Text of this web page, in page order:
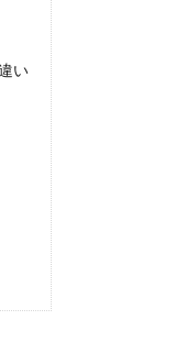
い